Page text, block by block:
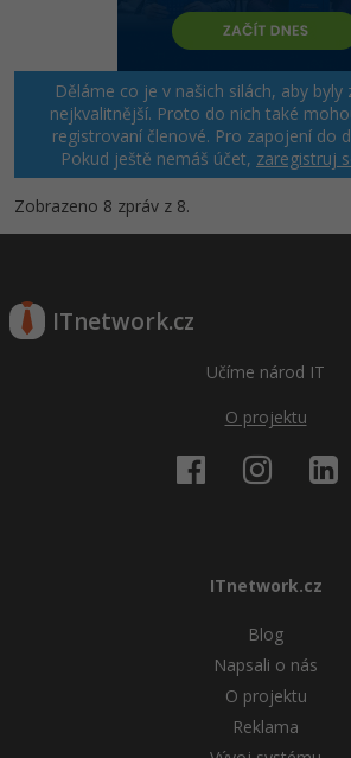
Děláme co je v našich silách, aby byly
nejkvalitnější. Proto do nich také
registrovaní členové. Pro zapojení do
Pokud ještě nemáš účet, zaregistruj
Zobrazeno 8 zpráv z 8.
ITnetwork.cz
Učíme národ IT
O projektu
ITnetwork.cz
Blog
Napsali o nás
O projektu
Reklama